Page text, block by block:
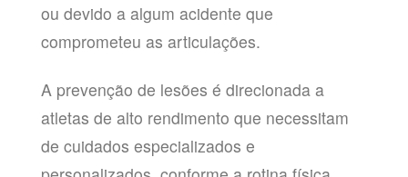
ou devido a algum acidente que
comprometeu as articulações.
A prevenção de lesões é direcionada a
atletas de alto rendimento que necessitam
de cuidados especializados e